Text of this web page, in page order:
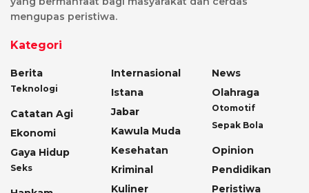
mengupas peristiwa.
Kategori
Berita
Teknologi
Catatan Agi
Ekonomi
Gaya Hidup
Seks
Internasional
Istana
Jabar
Kawula Muda
Kesehatan
Kriminal
Kuliner
News
Olahraga
Otomotif
Sepak Bola
Opinion
Pendidikan
Peristiwa